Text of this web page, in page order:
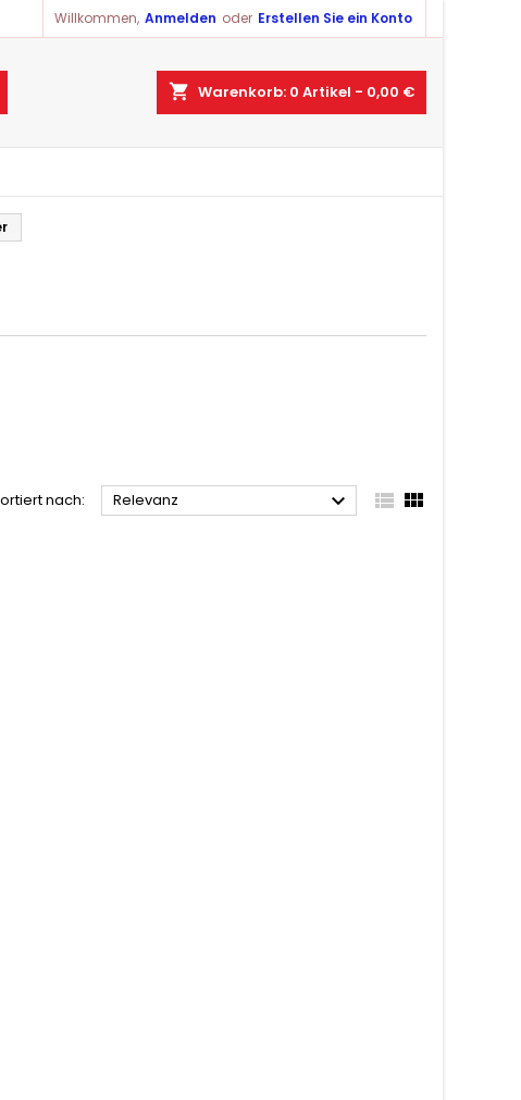
Willkommen, Anmelden oder Erstellen Sie ein Konto
shopping_cart Warenkorb: 0 Artikel - 0,00 €
nach: Relevanz   